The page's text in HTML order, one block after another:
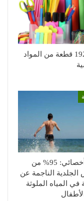
حجز 1926 قطعة من المواد
طبيب أخصائي: 95% من
الجلدية الناجمة عن
في المياه الملوثة